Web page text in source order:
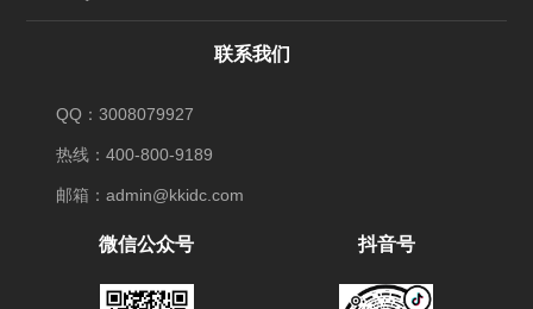
联系我们
QQ：3008079927
热线：400-800-9189
邮箱：admin@kkidc.com
微信公众号 抖音号